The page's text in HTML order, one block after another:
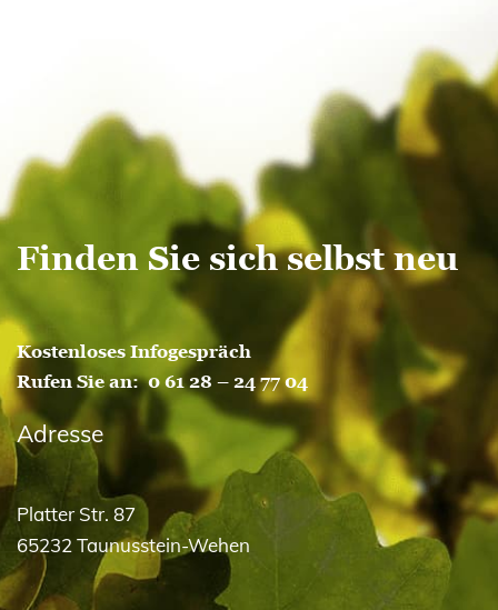
Finden Sie sich selbst neu
Kostenloses Infogespräch
Rufen Sie an:0 61 28 – 24 77 04
Adresse
Platter Str. 87
65232 Taunusstein-Wehen